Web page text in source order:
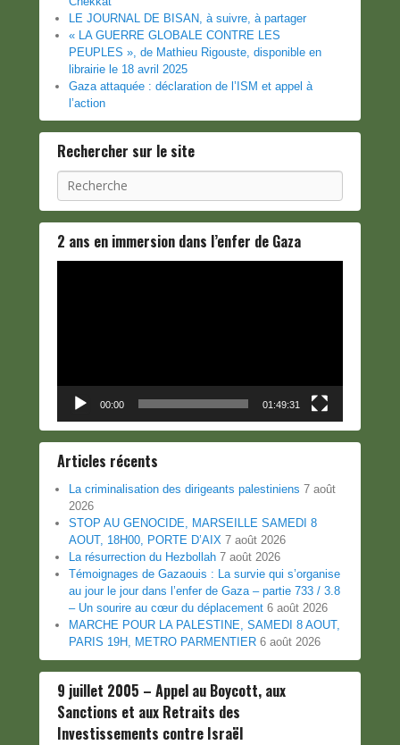
LE JOURNAL DE BISAN, à suivre, à partager
« LA GUERRE GLOBALE CONTRE LES
PEUPLES », de Mathieu Rigouste, disponible en
librairie le 18 avril 2025
Gaza attaquée : déclaration de l’ISM et appel à
l’action
Rechercher sur le site
Recherche
2 ans en immersion dans l’enfer de Gaza
00:00 01:49:31
Articles récents
La criminalisation des dirigeants palestiniens 7 août
2026
STOP AU GENOCIDE, MARSEILLE SAMEDI 8
AOUT, 18H00, PORTE D’AIX 7 août 2026
La résurrection du Hezbollah 7 août 2026
Témoignages de Gazaouis : La survie qui s’organise
au jour le jour dans l’enfer de Gaza – partie 733 / 3.8
– Un sourire au cœur du déplacement 6 août 2026
MARCHE POUR LA PALESTINE, SAMEDI 8 AOUT,
PARIS 19H, METRO PARMENTIER 6 août 2026
9 juillet 2005 – Appel au Boycott, aux
Sanctions et aux Retraits des
Investissements contre Israël